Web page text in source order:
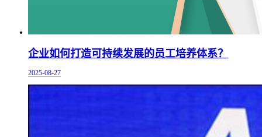
企业如何打造可持续发展的员工培养体系？
2025-08-27